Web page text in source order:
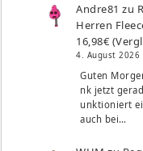
Andre81 zu
Herren
16,98€
4. August 2026
Guten
nk jetzt
unktioniert
auch bei…